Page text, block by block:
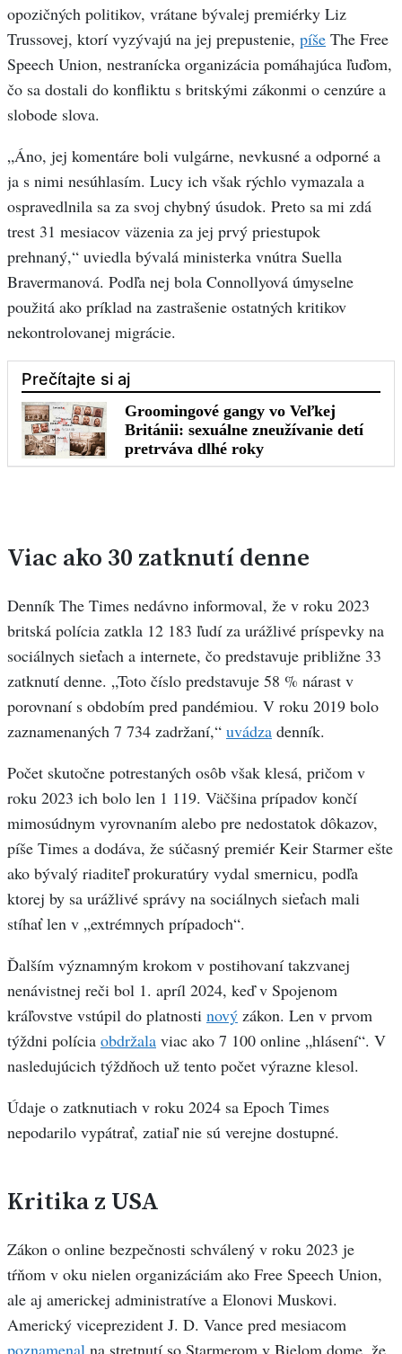
opozičných politikov, vrátane bývalej premiérky Liz
Trussovej, ktorí vyzývajú na jej prepustenie, píše The Free
Speech Union, nestranícka organizácia pomáhajúca ľuďom,
čo sa dostali do konfliktu s britskými zákonmi o cenzúre a
slobode slova.
„Áno, jej komentáre boli vulgárne, nevkusné a odporné a
ja s nimi nesúhlasím. Lucy ich však rýchlo vymazala a
ospravedlnila sa za svoj chybný úsudok. Preto sa mi zdá
trest 31 mesiacov väzenia za jej prvý priestupok
prehnaný,“ uviedla bývalá ministerka vnútra Suella
Bravermanová. Podľa nej bola Connollyová úmyselne
použitá ako príklad na zastrašenie ostatných kritikov
nekontrolovanej migrácie.
Viac ako 30 zatknutí denne
Denník The Times nedávno informoval, že v roku 2023
britská polícia zatkla 12 183 ľudí za urážlivé príspevky na
sociálnych sieťach a internete, čo predstavuje približne 33
zatknutí denne. „Toto číslo predstavuje 58 % nárast v
porovnaní s obdobím pred pandémiou. V roku 2019 bolo
zaznamenaných 7 734 zadržaní,“ uvádza denník.
Počet skutočne potrestaných osôb však klesá, pričom v
roku 2023 ich bolo len 1 119. Väčšina prípadov končí
mimosúdnym vyrovnaním alebo pre nedostatok dôkazov,
píše Times a dodáva, že súčasný premiér Keir Starmer ešte
ako bývalý riaditeľ prokuratúry vydal smernicu, podľa
ktorej by sa urážlivé správy na sociálnych sieťach mali
stíhať len v „extrémnych prípadoch“.
Ďalším významným krokom v postihovaní takzvanej
nenávistnej reči bol 1. apríl 2024, keď v Spojenom
kráľovstve vstúpil do platnosti nový zákon. Len v prvom
týždni polícia obdržala viac ako 7 100 online „hlásení“. V
nasledujúcich týždňoch už tento počet výrazne klesol.
Údaje o zatknutiach v roku 2024 sa Epoch Times
nepodarilo vypátrať, zatiaľ nie sú verejne dostupné.
Kritika z USA
Zákon o online bezpečnosti schválený v roku 2023 je
tŕňom v oku nielen organizáciám ako Free Speech Union,
ale aj americkej administratíve a Elonovi Muskovi.
Americký viceprezident J. D. Vance pred mesiacom
poznamenal na stretnutí so Starmerom v Bielom dome, že